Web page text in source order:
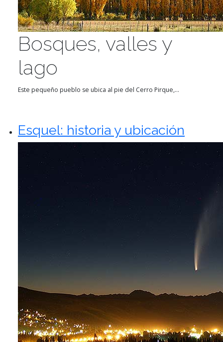
Bosques, valles y
lago
Este pequeño pueblo se ubica al pie del Cerro Pirque,...
Esquel: historia y ubicación